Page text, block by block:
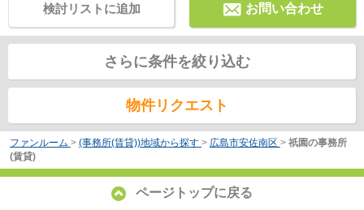
お問い合わせ
検討リストに追加
さらに条件を絞り込む
物件リクエスト
ファンルーム > (事務所(賃貸))地域から探す > 広島市安佐南区 > 祇園の事務所
(賃貸)
ページトップに戻る